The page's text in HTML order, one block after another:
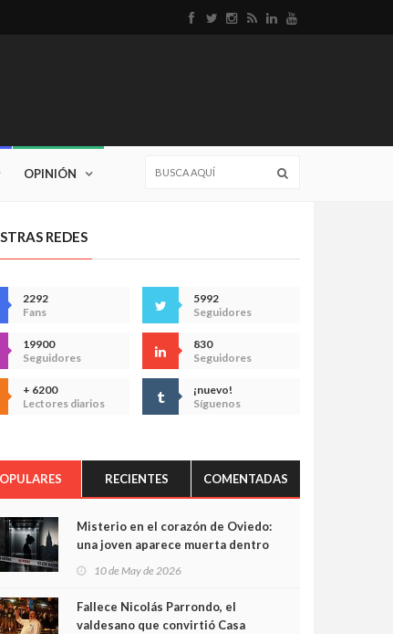
OPINIÓN
REDES
2292
Fans
5992
Seguidores
19900
Seguidores
830
Seguidores
+ 6200
Lectores diarios
¡nuevo!
Síguenos
RECIENTES COMENTADAS
Misterio en el corazón de Oviedo:
una joven aparece muerta dentro
cámaras captan sus últimos
minutos
10 de May de 2026
Fallece Nicolás Parrondo, el
valdesano que convirtió Casa